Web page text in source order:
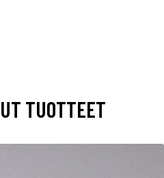
TUOTTEET